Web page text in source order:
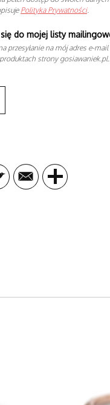
Polityka Prywatności.
do mojej listy
przesyłanie na mój adres e-
strony